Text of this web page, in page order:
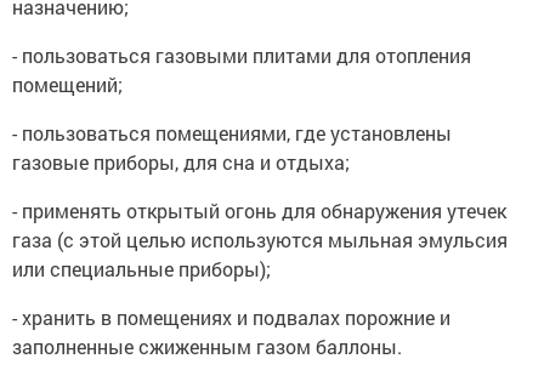
назначению;
- пользоваться газовыми плитами для отопления
помещений;
- пользоваться помещениями, где установлены
газовые приборы, для сна и отдыха;
- применять открытый огонь для обнаружения утечек
газа (с этой целью используются мыльная эмульсия
или специальные приборы);
- хранить в помещениях и подвалах порожние и
заполненные сжиженным газом баллоны.